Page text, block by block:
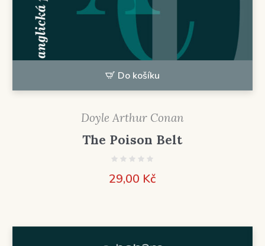
Do košíku
Doyle Arthur Conan
The Poison Belt
29,00 Kč